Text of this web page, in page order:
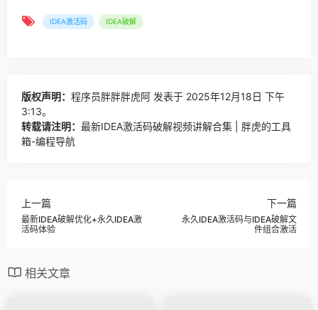
IDEA激活码 IDEA破解
版权声明： 程序员胖胖胖虎阿 发表于 2025年12月18日 下午
3:13。
转载请注明： 最新IDEA激活码破解视频讲解合集 | 胖虎的工具
箱-编程导航
上一篇
最新IDEA破解优化+永久IDEA激
活码体验
下一篇
永久IDEA激活码与IDEA破解文
件组合激活
相关文章